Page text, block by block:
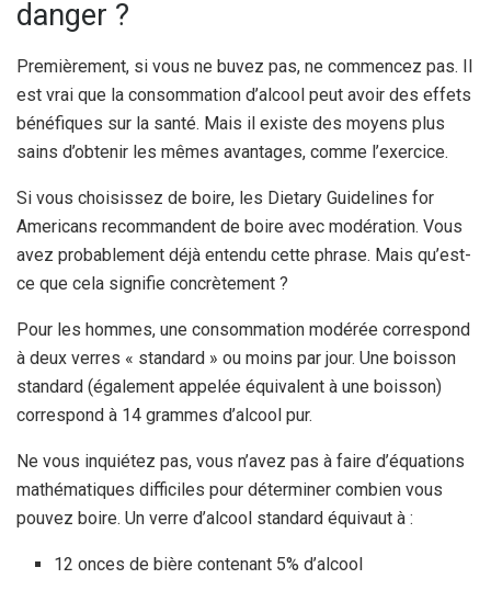
danger ?
Premièrement, si vous ne buvez pas, ne commencez pas. Il
est vrai que la consommation d’alcool peut avoir des effets
bénéfiques sur la santé. Mais il existe des moyens plus
sains d’obtenir les mêmes avantages, comme l’exercice.
Si vous choisissez de boire, les Dietary Guidelines for
Americans recommandent de boire avec modération. Vous
avez probablement déjà entendu cette phrase. Mais qu’est-
ce que cela signifie concrètement ?
Pour les hommes, une consommation modérée correspond
à deux verres « standard » ou moins par jour. Une boisson
standard (également appelée équivalent à une boisson)
correspond à 14 grammes d’alcool pur.
Ne vous inquiétez pas, vous n’avez pas à faire d’équations
mathématiques difficiles pour déterminer combien vous
pouvez boire. Un verre d’alcool standard équivaut à :
12 onces de bière contenant 5% d’alcool